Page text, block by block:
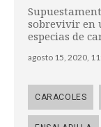
sobrevivir en
especias de
agosto 15, 2020,
CARACOLES